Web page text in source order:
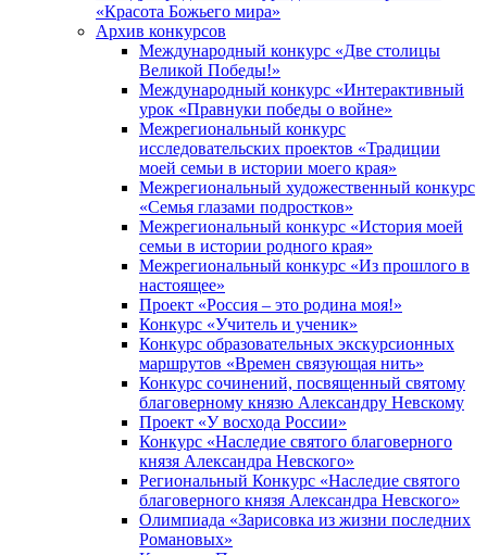
«Красота Божьего мира»
Архив конкурсов
Международный конкурс «Две столицы
Великой Победы!»
Международный конкурс «Интерактивный
урок «Правнуки победы о войне»
Межрегиональный конкурс
исследовательских проектов «Традиции
моей семьи в истории моего края»
Межрегиональный художественный конкурс
«Семья глазами подростков»
Межрегиональный конкурс «История моей
семьи в истории родного края»
Межрегиональный конкурс «Из прошлого в
настоящее»
Проект «Россия – это родина моя!»
Конкурс «Учитель и ученик»
Конкурс образовательных экскурсионных
маршрутов «Времен связующая нить»
Конкурс сочинений, посвященный святому
благоверному князю Александру Невскому
Проект «У восхода России»
Конкурс «Наследие святого благоверного
князя Александра Невского»
Региональный Конкурс «Наследие святого
благоверного князя Александра Невского»
Олимпиада «Зарисовка из жизни последних
Романовых»